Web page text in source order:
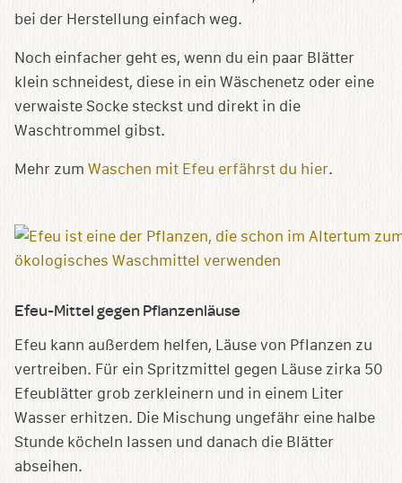
bei der Herstellung einfach weg.
Noch einfacher geht es, wenn du ein paar Blätter
klein schneidest, diese in ein Wäschenetz oder eine
verwaiste Socke steckst und direkt in die
Waschtrommel gibst.
Mehr zum Waschen mit Efeu erfährst du hier.
Efeu-Mittel gegen Pflanzenläuse
Efeu kann außerdem helfen, Läuse von Pflanzen zu
vertreiben. Für ein Spritzmittel gegen Läuse zirka 50
Efeublätter grob zerkleinern und in einem Liter
Wasser erhitzen. Die Mischung ungefähr eine halbe
Stunde köcheln lassen und danach die Blätter
abseihen.